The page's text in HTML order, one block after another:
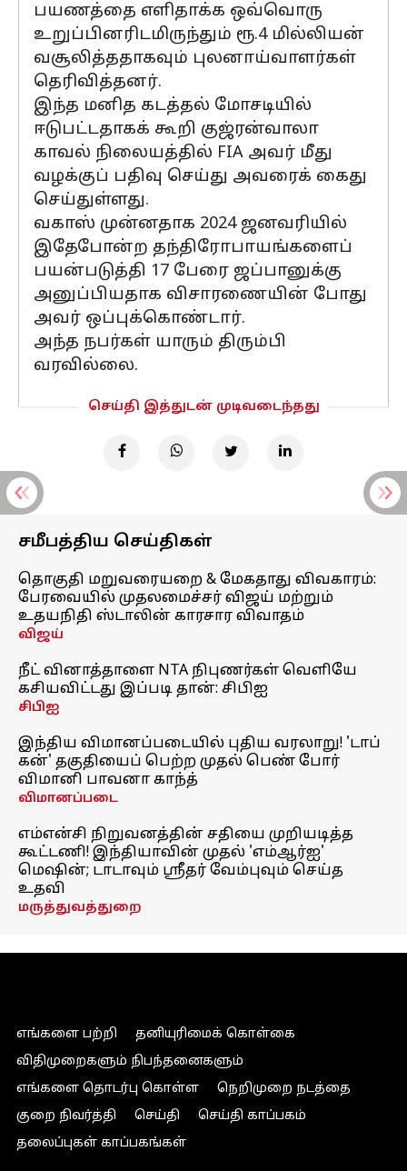
பயணத்தை எளிதாக்க ஒவ்வொரு
உறுப்பினரிடமிருந்தும் ரூ.4 மில்லியன்
வசூலித்ததாகவும் புலனாய்வாளர்கள்
தெரிவித்தனர்.
இந்த மனித கடத்தல் மோசடியில்
ஈடுபட்டதாகக் கூறி குஜ்ரன்வாலா
காவல் நிலையத்தில் FIA அவர் மீது
வழக்குப் பதிவு செய்து அவரைக் கைது
செய்துள்ளது.
வகாஸ் முன்னதாக 2024 ஜனவரியில்
இதேபோன்ற தந்திரோபாயங்களைப்
பயன்படுத்தி 17 பேரை ஜப்பானுக்கு
அனுப்பியதாக விசாரணையின் போது
அவர் ஒப்புக்கொண்டார்.
அந்த நபர்கள் யாரும் திரும்பி
வரவில்லை.
செய்தி இத்துடன் முடிவடைந்தது
சமீபத்திய செய்திகள்
தொகுதி மறுவரையறை & மேகதாது விவகாரம்:
பேரவையில் முதலமைச்சர் விஜய் மற்றும்
உதயநிதி ஸ்டாலின் காரசார விவாதம்
விஜய்
நீட் வினாத்தாளை NTA நிபுணர்கள் வெளியே
கசியவிட்டது இப்படி தான்: சிபிஐ
சிபிஐ
இந்திய விமானப்படையில் புதிய வரலாறு! 'டாப்
கன்' தகுதியைப் பெற்ற முதல் பெண் போர்
விமானி பாவனா காந்த்
விமானப்படை
எம்என்சி நிறுவனத்தின் சதியை முறியடித்த
கூட்டணி! இந்தியாவின் முதல் 'எம்ஆர்ஐ'
மெஷின்; டாடாவும் ஸ்ரீதர் வேம்புவும் செய்த
உதவி
மருத்துவத்துறை
எங்களை பற்றி
தனியுரிமைக் கொள்கை
விதிமுறைகளும் நிபந்தனைகளும்
எங்களை தொடர்பு கொள்ள
நெறிமுறை நடத்தை
குறை நிவர்த்தி
செய்தி
செய்தி காப்பகம்
தலைப்புகள் காப்பகங்கள்